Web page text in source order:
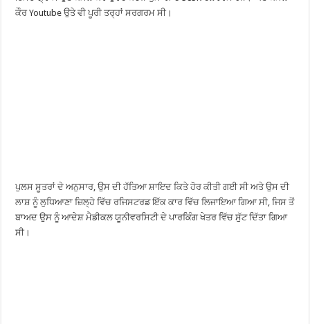
ਕੌਰ Youtube ਉਤੇ ਵੀ ਪੂਰੀ ਤਰ੍ਹਾਂ ਸਰਗਰਮ ਸੀ।
ਪੁਲਸ ਸੂਤਰਾਂ ਦੇ ਅਨੁਸਾਰ, ਉਸ ਦੀ ਹੱਤਿਆ ਸ਼ਾਇਦ ਕਿਤੇ ਹੋਰ ਕੀਤੀ ਗਈ ਸੀ ਅਤੇ ਉਸ ਦੀ
ਲਾਸ਼ ਨੂੰ ਲੁਧਿਆਣਾ ਜ਼ਿਲ੍ਹੇ ਵਿੱਚ ਰਜਿਸਟਰਡ ਇੱਕ ਕਾਰ ਵਿੱਚ ਲਿਜਾਇਆ ਗਿਆ ਸੀ, ਜਿਸ ਤੋਂ
ਬਾਅਦ ਉਸ ਨੂੰ ਆਦੇਸ਼ ਮੈਡੀਕਲ ਯੂਨੀਵਰਸਿਟੀ ਦੇ ਪਾਰਕਿੰਗ ਖੇਤਰ ਵਿੱਚ ਸੁੱਟ ਦਿੱਤਾ ਗਿਆ
ਸੀ।